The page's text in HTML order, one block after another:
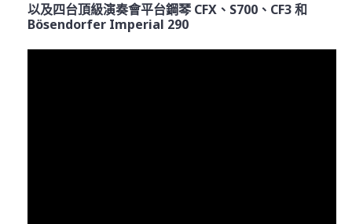
以及四台頂級演奏會平台鋼琴 CFX、S700、CF3 和
Bösendorfer Imperial 290